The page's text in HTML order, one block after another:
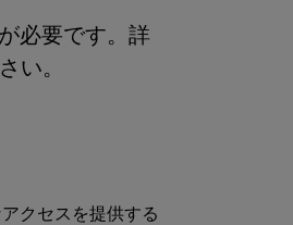
必要です。詳
い。
クセスを提供する